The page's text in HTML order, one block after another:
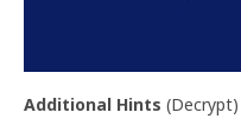
Additional Hints (Decrypt)